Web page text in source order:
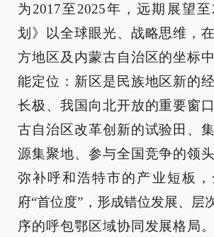
为2017至2025年，远期展望
划》以全球眼光、战略思维，
方地区及内蒙古自治区的坐标
能定位：新区是民族地区新的
长极、我国向北开放的重要窗
古自治区改革创新的试验田、
源集聚地、参与全国竞争的领
弥补呼和浩特市的产业短板
府“首位度”，形成错位发展、层
序的呼包鄂区域协同发展格局